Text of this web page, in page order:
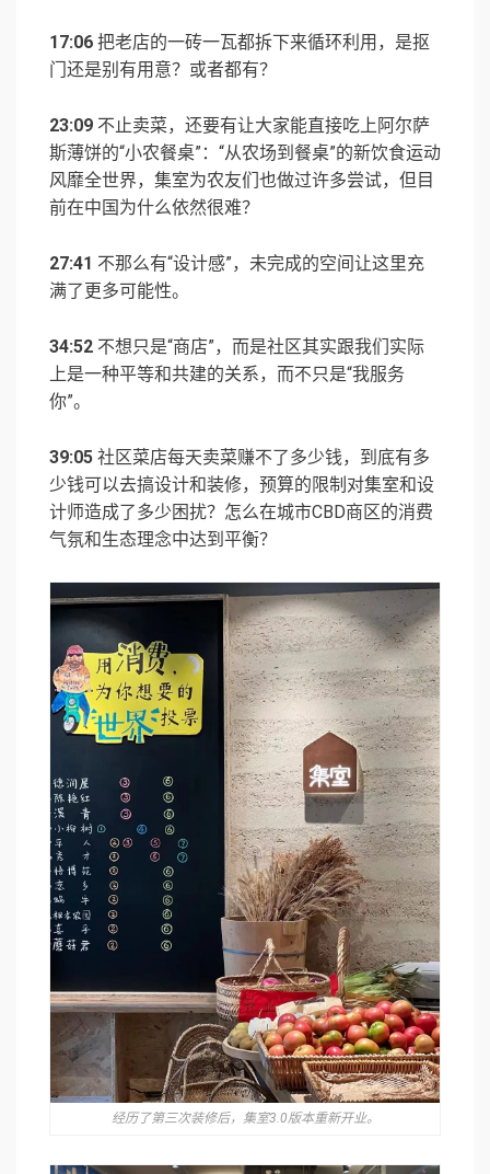
17:06 把老店的一砖一瓦都拆下来循环利用，是抠
门还是别有用意？或者都有？
23:09 不止卖菜，还要有让大家能直接吃上阿尔萨
斯薄饼的“小农餐桌”：“从农场到餐桌”的新饮食运动
风靡全世界，集室为农友们也做过许多尝试，但目
前在中国为什么依然很难？
27:41 不那么有“设计感”，未完成的空间让这里充
满了更多可能性。
34:52 不想只是“商店”，而是社区其实跟我们实际
上是一种平等和共建的关系，而不只是“我服务
你”。
39:05 社区菜店每天卖菜赚不了多少钱，到底有多
少钱可以去搞设计和装修，预算的限制对集室和设
计师造成了多少困扰？怎么在城市CBD商区的消费
气氛和生态理念中达到平衡？
经历了第三次装修后，集室3.0版本重新开业。